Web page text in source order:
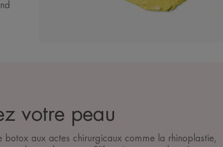
votre peau
botox aux actes chirurgicaux comme la rhinoplastie,